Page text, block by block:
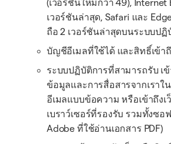
(เวอร์ชันใหม่กว่า 49), Internet
เวอร์ชันล่าสุด, Safari และ
ถือ 2 เวอร์ชันล่าสุดบนระบบปฏิ
บัญชีอีเมลที่ใช้ได้ และสิทธิ์เข้า
ระบบปฏิบัติการที่สามารถรับ เ
ข้อมูลและการสื่อสารจากเราใ
อีเมลแบบข้อความ หรือเข้าถึงเ
เบราว์เซอร์ที่รองรับ รวมทั้งซอ
Adobe ที่ใช้อ่านเอกสาร PDF)